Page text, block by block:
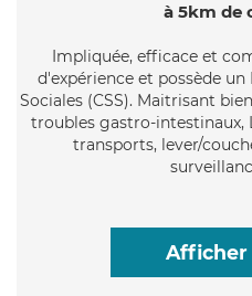
à 5km de
Impliquée, efficace et
d'expérience et possède
Sociales (CSS). Maitrisant
troubles gastro-intestinaux,
transports, lever/
Afficher